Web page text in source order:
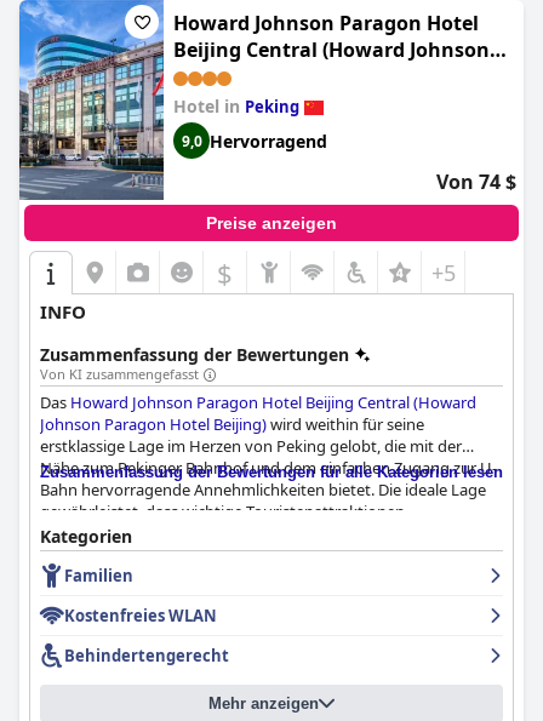
Howard Johnson Paragon Hotel
Beijing Central (Howard Johnson
Paragon Hotel Beijing)
Hotel in Peking
9,0 Hervorragend
Von 74 $
Preise anzeigen
$ +5
INFO
Zusammenfassung der Bewertungen
Von KI zusammengefasst
Das Howard Johnson Paragon Hotel Beijing Central (Howard
Johnson Paragon Hotel Beijing)wird weithin für seine
erstklassige Lage im Herzen von Peking gelobt, die mit der
Nähe zum Pekinger Bahnhof und dem einfachen Zugang zur U-
Bahn hervorragende Annehmlichkeiten bietet. Die ideale Lage
gewährleistet, dass wichtige Touristenattraktionen,
Einkaufsbereiche und Annehmlichkeiten schnell erreichbar sind,
was es zu einem optimalen Ausgangspunkt für die Erkundung
der Stadt macht. Trotz der geschäftigen Umgebung bietet das
Gäste loben häufig das Frühstücksangebot für seine Qualität
und Vielfalt, das mit einer breiten Auswahl an Gerichten sowohl
westliche als auch chinesische Geschmäcker anspricht. Das
Frühstücksbuffet wird für sein leckeres Essen und seine
Zusammenfassung der Bewertungen für alle Kategorien lesen
Kategorien
Familien
Kostenfreies WLAN
Behindertengerecht
Mehr anzeigen